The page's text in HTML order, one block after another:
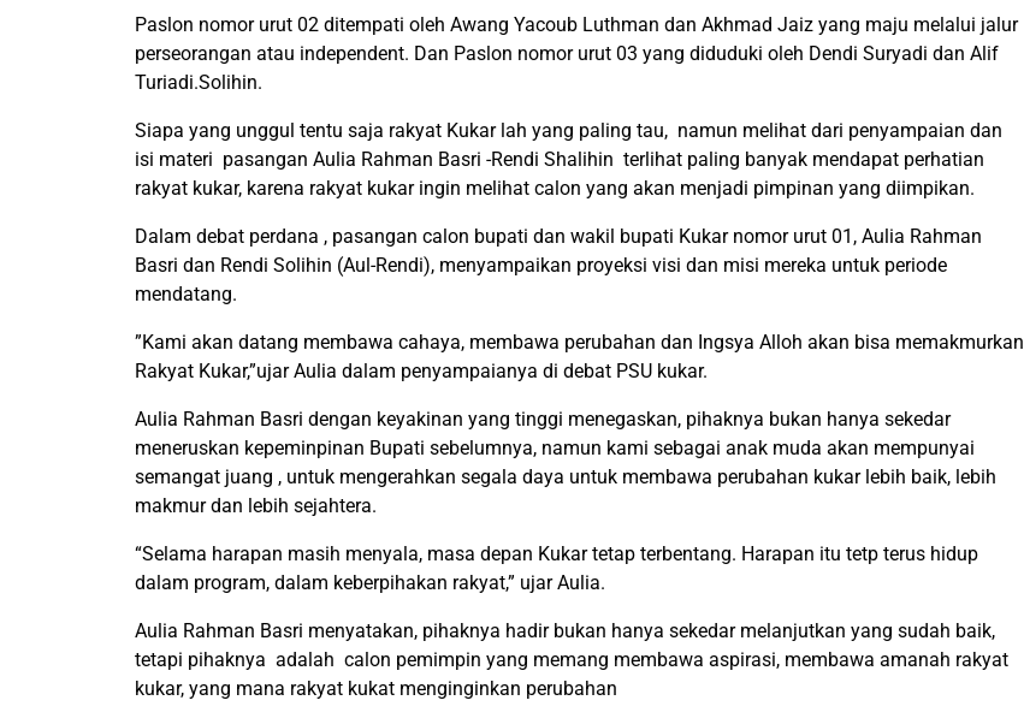
Paslon nomor urut 02 ditempati oleh Awang Yacoub Luthman dan Akhmad Jaiz yang maju melalui jalur
perseorangan atau independent. Dan Paslon nomor urut 03 yang diduduki oleh Dendi Suryadi dan Alif
Turiadi.Solihin.
Siapa yang unggul tentu saja rakyat Kukar lah yang paling tau, namun melihat dari penyampaian dan
isi materi pasangan Aulia Rahman Basri -Rendi Shalihin terlihat paling banyak mendapat perhatian
rakyat kukar, karena rakyat kukar ingin melihat calon yang akan menjadi pimpinan yang diimpikan.
Dalam debat perdana , pasangan calon bupati dan wakil bupati Kukar nomor urut 01, Aulia Rahman
Basri dan Rendi Solihin (Aul-Rendi), menyampaikan proyeksi visi dan misi mereka untuk periode
mendatang.
”Kami akan datang membawa cahaya, membawa perubahan dan Ingsya Alloh akan bisa memakmurkan
Rakyat Kukar,”ujar Aulia dalam penyampaianya di debat PSU kukar.
Aulia Rahman Basri dengan keyakinan yang tinggi menegaskan, pihaknya bukan hanya sekedar
meneruskan kepeminpinan Bupati sebelumnya, namun kami sebagai anak muda akan mempunyai
semangat juang , untuk mengerahkan segala daya untuk membawa perubahan kukar lebih baik, lebih
makmur dan lebih sejahtera.
“Selama harapan masih menyala, masa depan Kukar tetap terbentang. Harapan itu tetp terus hidup
dalam program, dalam keberpihakan rakyat,” ujar Aulia.
Aulia Rahman Basri menyatakan, pihaknya hadir bukan hanya sekedar melanjutkan yang sudah baik,
tetapi pihaknya adalah calon pemimpin yang memang membawa aspirasi, membawa amanah rakyat
kukar, yang mana rakyat kukat menginginkan perubahan